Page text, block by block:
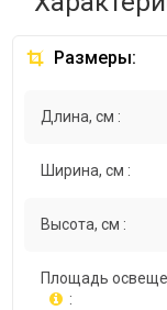
Размеры:
Длина, см :
Ширина, см :
Высота, см :
Площадь
: